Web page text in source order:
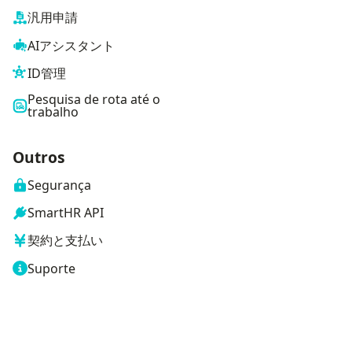
汎用申請
AIアシスタント
ID管理
Pesquisa de rota até o
trabalho
Outros
Segurança
SmartHR API
契約と支払い
Suporte